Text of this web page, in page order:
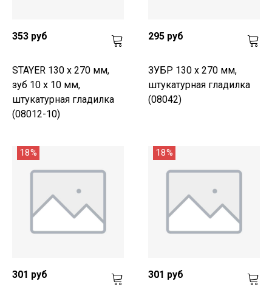
353 руб
STAYER 130 х 270 мм,
зуб 10 х 10 мм,
штукатурная гладилка
(08012-10)
295 руб
ЗУБР 130 х 270 мм,
штукатурная гладилка
(08042)
18%
301 руб
18%
301 руб